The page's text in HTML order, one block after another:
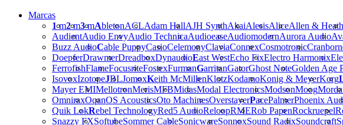
Marcas
1m2m3mAbletonACLAdam HallAJH SynthAkaiAlesisAliceAllen & Heath
AudientAudio EnvyAudio TechnicaAudioeaseAudiomodernAurora Audio
Buzz AudioCable PuppyCasioCelemonyClaviaConnexCosmotronic
DoepferDrawmerDreadboxDynaudioEast WestEcho FixElectro Harmonix
FerrofishFlameFocusriteFostexFurmanGarritanGatorGhost NoteGolden Age
IsovoxIzotopeJBLJomoxKeith McMillenKlotzKodamoKonig & MeyerKorg
Mayer EMIMellotronMerisMFBMidasModal ElectronicsModsonMoog
OmniraxOqanOS AcousticsOto MachinesOverstayerPacePalmerPhoenix
Quik LokRebel TechnologyRed5 AudioReloopRMERob PapenRockruepel
Snazzy FXSoftubeSommer CableSonicwareSonnoxSound RadixSoundcraft